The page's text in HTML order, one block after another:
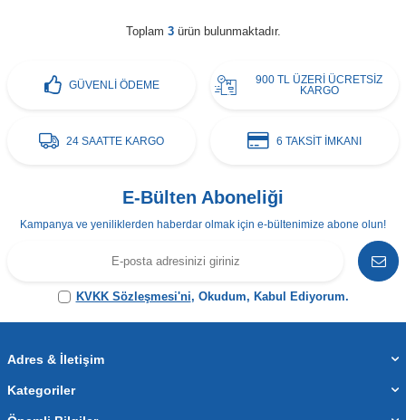
Toplam 3ürün bulunmaktadır.
GÜVENLİ ÖDEME
900 TL ÜZERİ ÜCRETSİZ
KARGO
24 SAATTE KARGO 6 TAKSİT İMKANI
E-Bülten Aboneliği
Kampanya ve yeniliklerden haberdar olmak için e-bültenimize abone olun!
KVKK Sözleşmesi'ni, Okudum, Kabul Ediyorum.
Adres & İletişim
Kategoriler